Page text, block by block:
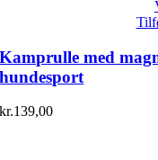
Kamprulle med
hundesport
kr.139,00